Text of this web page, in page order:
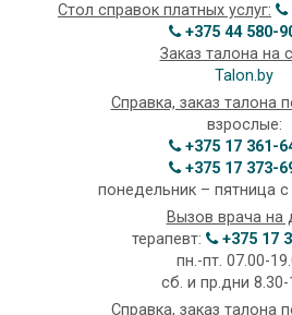
Стол справок платных услуг:
+375 44 580-
Заказ талона на
Talon.by
Справка, заказ талона
взрослые:
+375 17 361-
+375 17 373-
понедельник – пятница
Вызов врача на
терапевт:
+375 17
пн.-пт. 07.00-
сб. и пр.дни 8.30-
Справка, заказ талона